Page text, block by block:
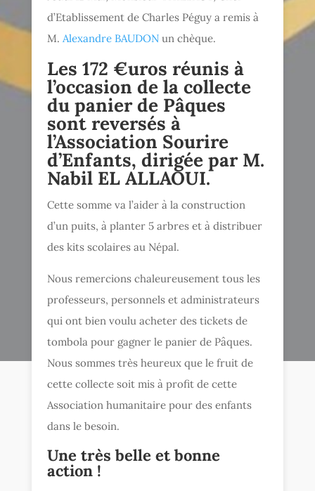
d’Etablissement de Charles Péguy a remis à
M. Alexandre BAUDON un chèque.
Les 172 €uros réunis à
l’occasion de la collecte
du panier de Pâques
sont reversés à
l’Association Sourire
d’Enfants, dirigée par M.
Nabil EL ALLAOUI.
Cette somme va l’aider à la construction
d’un puits, à planter 5 arbres et à distribuer
des kits scolaires au Népal.
Nous remercions chaleureusement tous les
professeurs, personnels et administrateurs
qui ont bien voulu acheter des tickets de
tombola pour gagner le panier de Pâques.
Nous sommes très heureux que le fruit de
cette collecte soit mis à profit de cette
Association humanitaire pour des enfants
dans le besoin.
Une très belle et bonne
action !